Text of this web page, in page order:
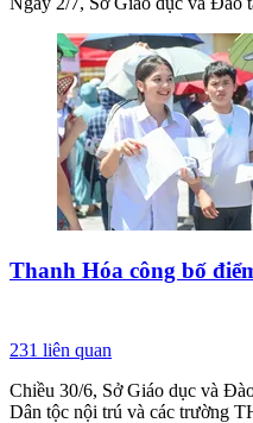
Thanh Hóa công bố
231 liên quan
Chiều 30/6, Sở Giáo dục và
Dân tộc nội trú và các trường